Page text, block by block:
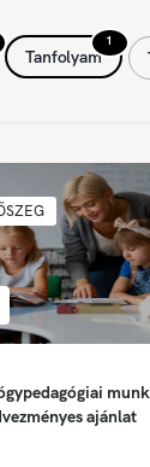
1
Tanfolyam
ajánlat